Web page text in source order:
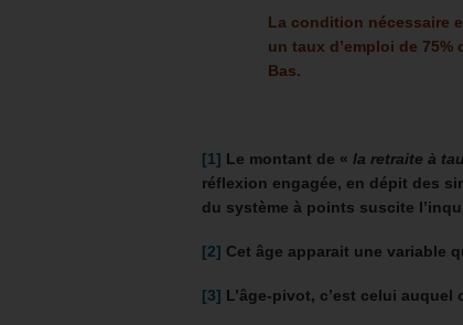
La condition nécessaire
un taux d’emploi de 75%
Bas.
[1] Le montant de « la retraite à
réflexion engagée, en dépit des
du système à points suscite
[2] Cet âge apparait une variable
[3] L’âge-pivot, c’est celui